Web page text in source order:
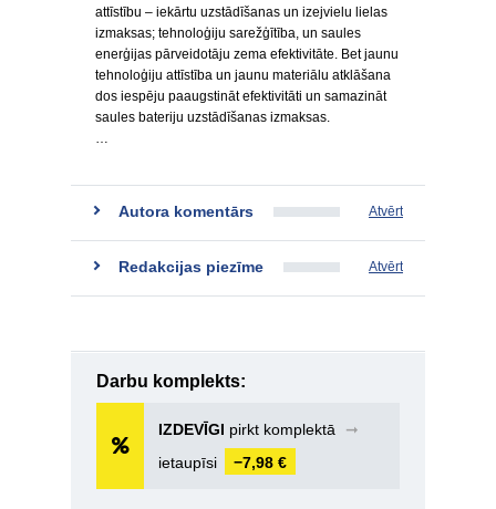
attīstību – iekārtu uzstādīšanas un izejvielu lielas
izmaksas; tehnoloģiju sarežģītība, un saules
enerģijas pārveidotāju zema efektivitāte. Bet jaunu
tehnoloģiju attīstība un jaunu materiālu atklāšana
dos iespēju paaugstināt efektivitāti un samazināt
saules bateriju uzstādīšanas izmaksas.
…
Autora komentārs Atvērt
Redakcijas piezīme Atvērt
Darbu komplekts:
IZDEVĪGI pirkt komplektā
➞
ietaupīsi
−7,98 €